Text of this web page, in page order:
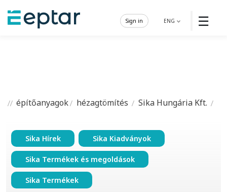
☰
ENG
Sign in
építőanyagok hézagtömítés Sika Hungária Kft.
Sika Hírek Sika Kiadványok
Sika Termékek és megoldások
Sika Termékek